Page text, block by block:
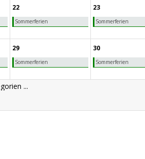
22
Sommerferien
23
Sommerferien
29
Sommerferien
30
Sommerferien
...